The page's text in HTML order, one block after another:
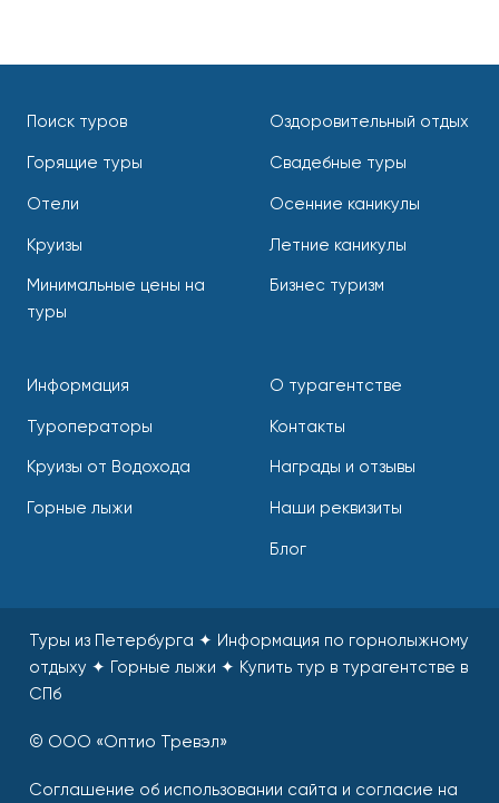
Поиск туров
Горящие туры
Отели
Круизы
Минимальные цены на
туры
Оздоровительный отдых
Свадебные туры
Осенние каникулы
Летние каникулы
Бизнес туризм
Информация
Туроператоры
Круизы от Водохода
Горные лыжи
О турагентстве
Контакты
Награды и отзывы
Наши реквизиты
Блог
Туры из Петербурга ✦ Информация по горнолыжному
отдыху ✦ Горные лыжи ✦ Купить тур в турагентстве в
СПб
© ООО «Оптио Тревэл»
Соглашение об использовании сайта и согласие на